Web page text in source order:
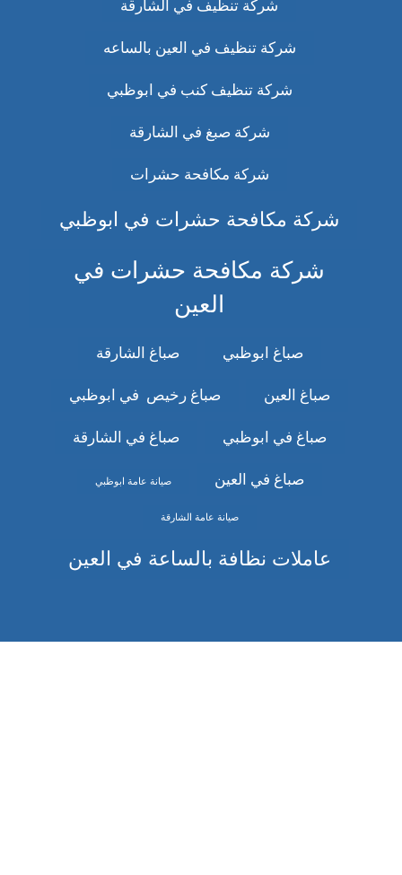
شركة تنظيف في الشارقة
شركة تنظيف في العين بالساعه
شركة تنظيف كنب في ابوظبي
شركة صبغ في الشارقة
شركة مكافحة حشرات
شركة مكافحة حشرات في ابوظبي
شركة مكافحة حشرات في
العين
صباغ ابوظبي صباغ الشارقة
صباغ العين صباغ رخيص في ابوظبي
صباغ في ابوظبي صباغ في الشارقة
صباغ في العين صيانة عامة ابوظبي
صيانة عامة الشارقة
عاملات نظافة بالساعة في العين